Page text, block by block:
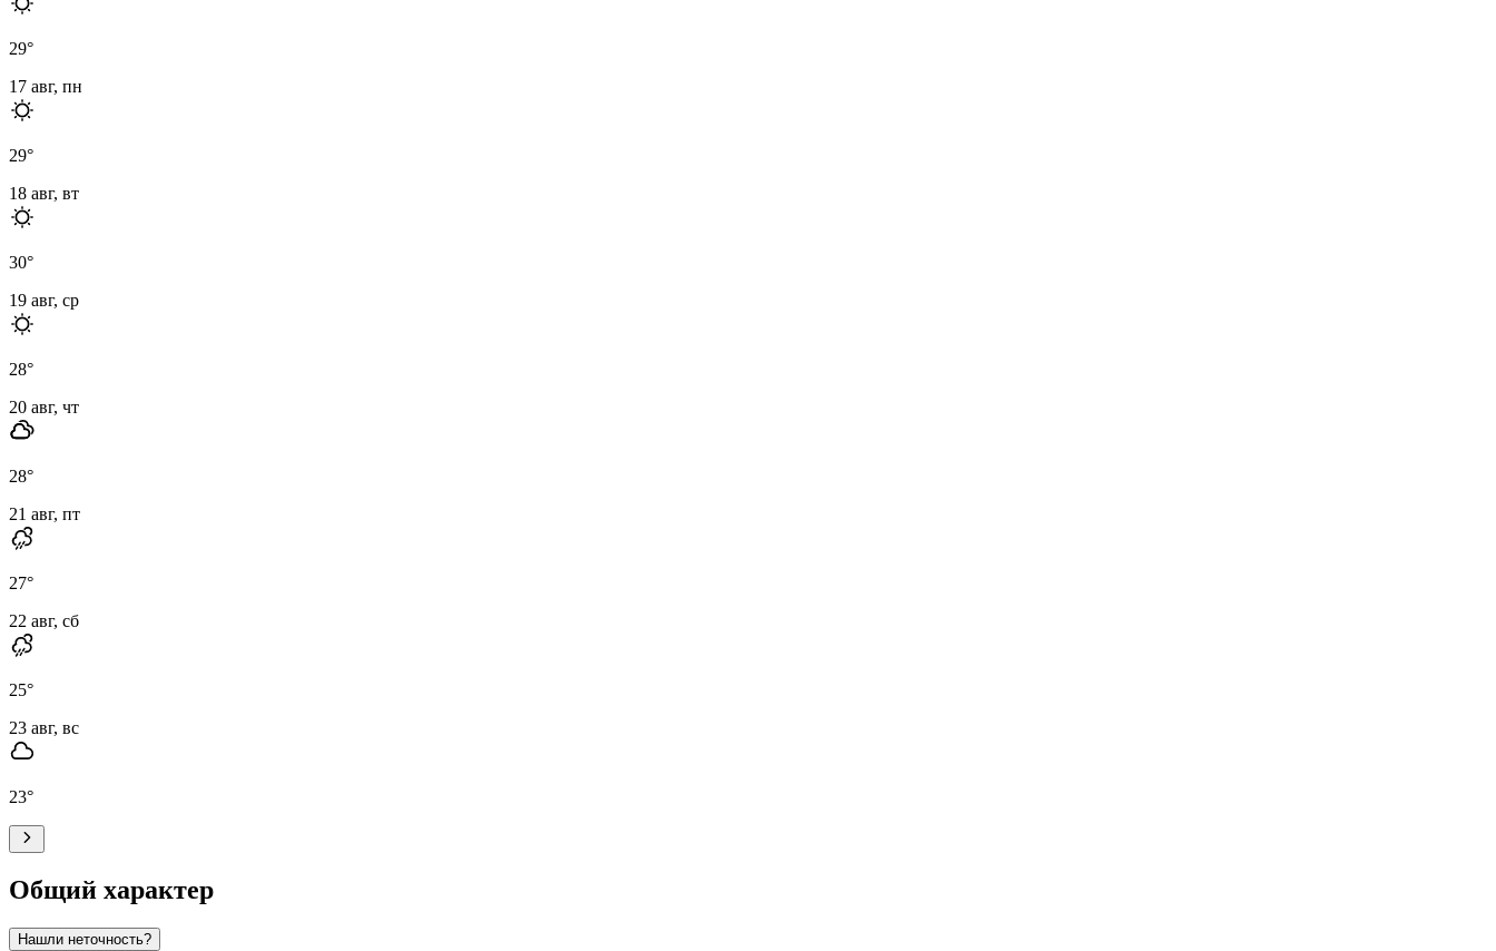
29°
17 авг, пн
29°
18 авг, вт
30°
19 авг, ср
28°
20 авг, чт
28°
21 авг, пт
27°
22 авг, сб
25°
23 авг, вс
23°
Общий характер
Нашли неточность?